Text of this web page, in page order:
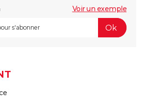
Voir un exemple